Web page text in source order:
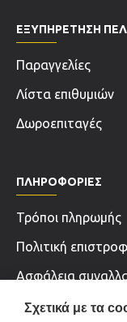
ΕΞΥΠΗΡΕΤΗΣΗ
Παραγγελίες
Λίστα επιθυμιών
Δωροεπιταγές
ΠΛΗΡΟΦΟΡΊΕΣ
Τρόποι πληρωμής
Πολιτική
Ασφάλεια
Όροι χρήσης &
Σχετικά με τα